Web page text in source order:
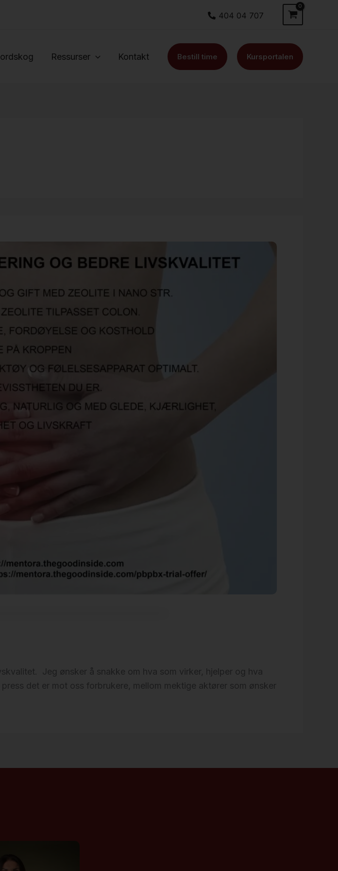
404 04 707
Ressurser Kontakt Bestill time Kursportalen
Jeg ønsker å snakke om hva som virker, hjelper og hva
det er mot oss forbrukere, mellom mektige aktører som ønsker